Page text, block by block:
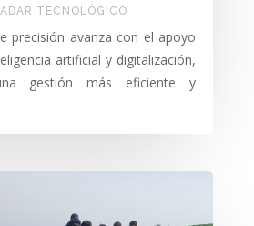
TECNOLÓGICO
precisión avanza con el apoyo
artificial y digitalización,
gestión más eficiente y